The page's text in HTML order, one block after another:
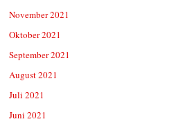
November 2021
Oktober 2021
September 2021
August 2021
Juli 2021
Juni 2021